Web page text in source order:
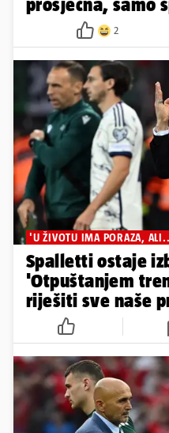
prosječna, samo
2
'U ŽIVOTU IMA PORAZA,
Spalletti ostaje
'Otpuštanjem
riješiti sve naše